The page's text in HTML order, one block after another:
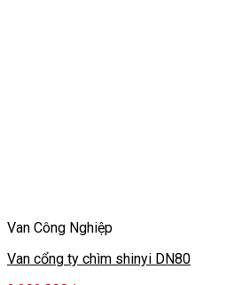
Van Công Nghiệp
Van cổng ty chìm shinyi DN80